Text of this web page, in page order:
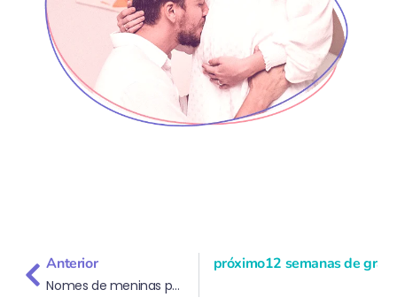
Anterior
Nomes de meninas para 2026: tendências e significados
próximo12 semanas de